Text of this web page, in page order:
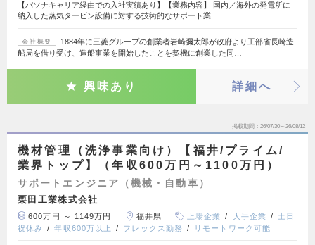
【パソナキャリア経由での入社実績あり】【業務内容】 国内／海外の発電所に
納入した蒸気タービン設備に対する技術的なサポート業…
会社概要
1884年に三菱グループの創業者岩崎彌太郎が政府より工部省長崎造
船局を借り受け、造船事業を開始したことを契機に創業した同…
興味あり 詳細へ
掲載期間 26/07/30～26/08/12
機材管理（洗浄事業向け）【福井/プライム/
業界トップ】（年収600万円～1100万円）
サポートエンジニア（機械・自動車）
栗田工業株式会社
600万円 ～ 1149万円 福井県 上場企業 大手企業
土日
祝休み
年収600万以上 フレックス勤務 リモートワーク可能